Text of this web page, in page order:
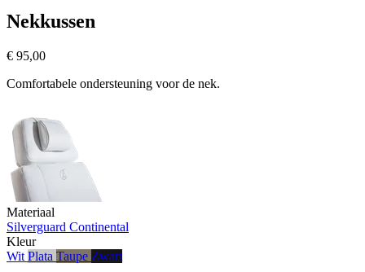
Nekkussen
€ 95,00
Comfortabele ondersteuning voor de nek.
Materiaal
Silverguard Continental
Kleur
Wit Plata Taupe Zwart